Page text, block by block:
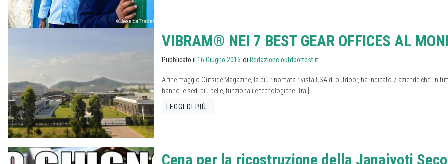
VIBRAM® NEI 7 BEST GEAR OFFICES AL
Pubblicato il 16 Giugno 2015 di Redazione outdoortest.it
A fine maggio Outside Magazine, la più rinomata rivista USA di outdoor, ha indicato 7 aziende che, in
hanno le sedi più belle, funzionali e tecnologiche. Tra […]
LEGGI DI PIÙ…
Cena per la ricostruzione della Janajyoti